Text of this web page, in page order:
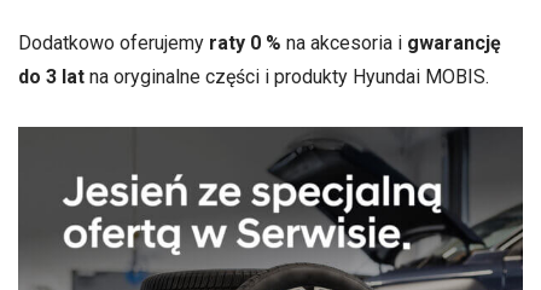
Dodatkowo oferujemy raty 0 % na akcesoria i gwarancję
do 3 lat na oryginalne części i produkty Hyundai MOBIS.